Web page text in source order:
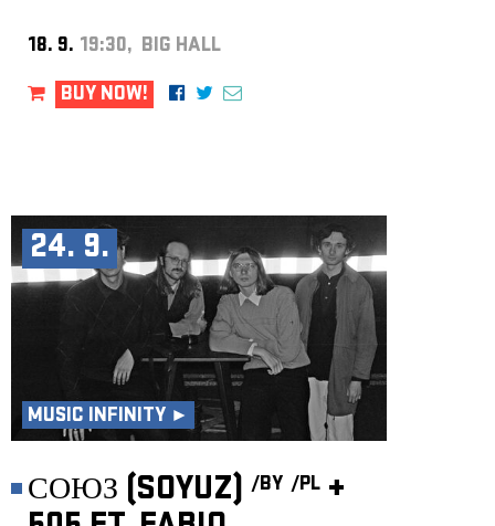
18. 9. 19:30, BIG HALL
BUY NOW!
24. 9.
MUSIC INFINITY ►
СОЮЗ (SOYUZ) /BY /PL +